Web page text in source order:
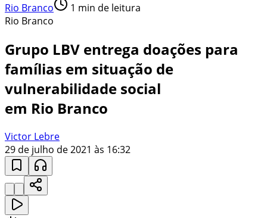
Rio Branco 1 min de leitura
Rio Branco
Grupo LBV entrega doações para
famílias em situação de
vulnerabilidade social
em Rio Branco
Victor Lebre
29 de julho de 2021 às 16:32